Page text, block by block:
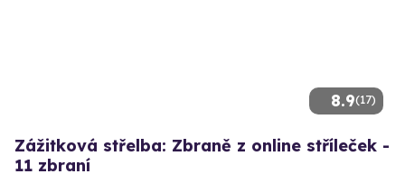
8.9(17)
Zážitková střelba: Zbraně z online stříleček -
11 zbraní